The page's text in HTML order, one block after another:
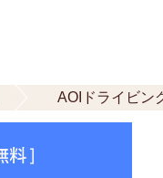
AOIドライビン